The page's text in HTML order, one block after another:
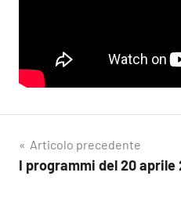
Navigazione
articoli
Articolo precedente
I programmi del 20 aprile